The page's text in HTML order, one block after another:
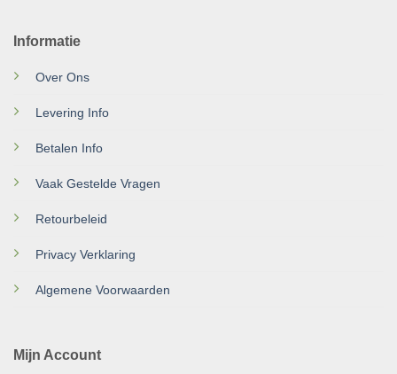
Informatie
Over Ons
Levering Info
Betalen Info
Vaak Gestelde Vragen
Retourbeleid
Privacy Verklaring
Algemene Voorwaarden
Mijn Account